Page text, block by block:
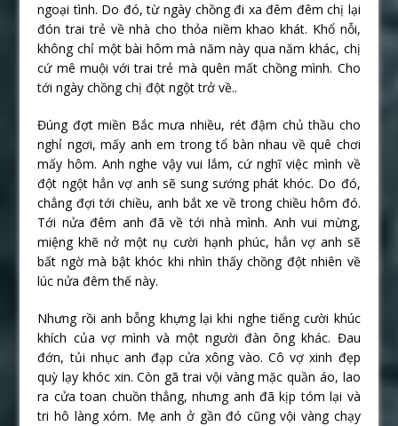
ngoại tình. Do đó, từ ngày chồng đi xa đêm đêm chị lại
đón trai trẻ về nhà cho thỏa niềm khao khát. Khổ nỗi,
không chỉ một bài hôm mà năm này qua năm khác, chị
cứ mê muội với trai trẻ mà quên mất chồng mình. Cho
tới ngày chồng chị đột ngột trở về..
Đúng đợt miền Bắc mưa nhiều, rét đậm chủ thầu cho
nghỉ ngơi, mấy anh em trong tổ bàn nhau về quê chơi
mấy hôm. Anh nghe vậy vui lắm, cứ nghĩ việc mình về
đột ngột hẳn vợ anh sẽ sung sướng phát khóc. Do đó,
chẳng đợi tới chiều, anh bắt xe về trong chiều hôm đó.
Tới nửa đêm anh đã về tới nhà mình. Anh vui mừng,
miệng khẽ nở một nụ cười hạnh phúc, hẳn vợ anh sẽ
bất ngờ mà bật khóc khi nhìn thấy chồng đột nhiên về
lúc nửa đêm thế này.
Nhưng rồi anh bỗng khựng lại khi nghe tiếng cười khúc
khích của vợ mình và một người đàn ông khác. Đau
đớn, tủi nhục anh đạp cửa xông vào. Cô vợ xinh đẹp
quỳ lạy khóc xin. Còn gã trai vội vàng mặc quần áo, lao
ra cửa toan chuồn thẳng, nhưng anh đã kịp tóm lại và
tri hô làng xóm. Mẹ anh ở gần đó cũng vội vàng chạy